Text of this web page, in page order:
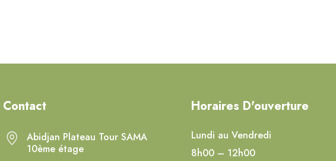
Contact
Abidjan Plateau Tour SAMA
10ème étage
Horaires D'ouverture
Lundi au Vendredi
8h00 – 12h00